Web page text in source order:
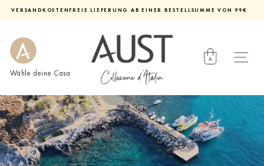
pausieren
VERSANDKOSTENFREIE LIEFERUNG AB EINER BESTELLSUMME VON 99€
Wähle deine Casa